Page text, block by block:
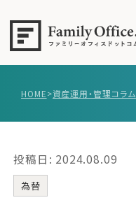
事例紹介
HOME>資産運用・管理コラム
投稿日: 2024.08.09
為替